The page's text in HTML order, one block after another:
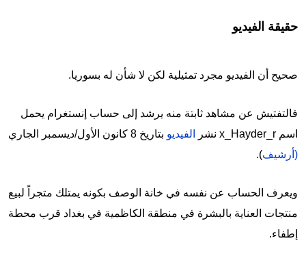
حقيقة الفيديو
صحيح أن الفيديو مجرد تمثيلية لكن لا شأن له بسوريا.
فالتفتيش عن مشاهد ثابتة منه يرشد إلى حساب إنستغرام يحمل
اسم x_Hayder_r نشر
الفيديو بتاريخ 8 كانون الأول/ديسمبر الجاري
(أرشيف).
ويعرف الحساب عن نفسه في خانة الوصف بكونه يمتلك متجراً لبيع
منتجات العناية بالبشرة في منطقة الكاظمية في بغداد قرب محطة
إطفاء.